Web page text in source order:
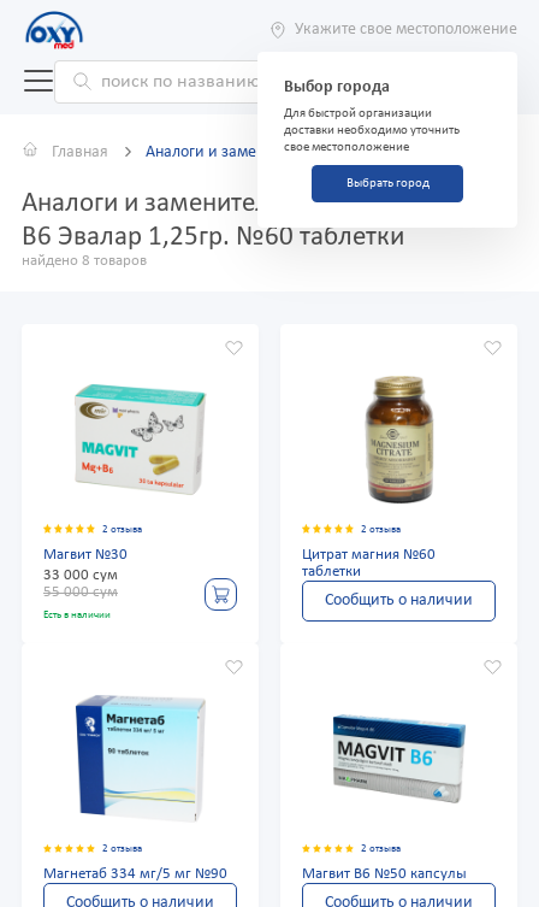
Укажите свое местоположение
Выбор города
Для быстрой организации
доставки необходимо уточнить
свое местоположение
Выбрать город
Главная Аналоги и заменители
Аналоги и заменители препарата Магний
B6 Эвалар 1,25гр. №60 таблетки
найдено 8 товаров
2 отзыва
Магвит №30
33 000 сум
55 000 сум
Есть в наличии
2 отзыва
Цитрат магния №60
таблетки
Сообщить о наличии
2 отзыва
Магнетаб 334 мг/5 мг №90
Сообщить о наличии
2 отзыва
Магвит В6 №50 капсулы
Сообщить о наличии